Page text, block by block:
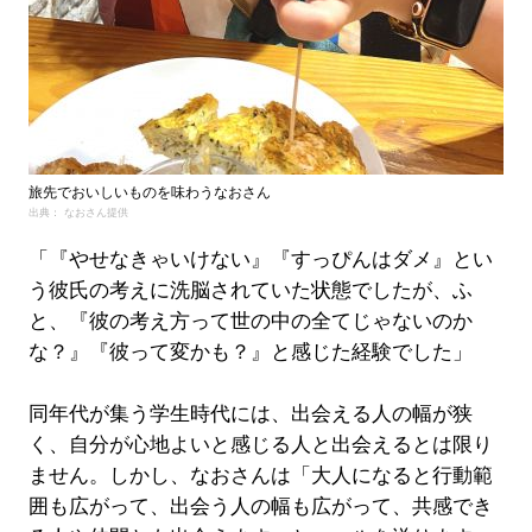
旅先でおいしいものを味わうなおさん
出典： なおさん提供
「『やせなきゃいけない』『すっぴんはダメ』とい
う彼氏の考えに洗脳されていた状態でしたが、ふ
と、『彼の考え方って世の中の全てじゃないのか
な？』『彼って変かも？』と感じた経験でした」
同年代が集う学生時代には、出会える人の幅が狭
く、自分が心地よいと感じる人と出会えるとは限り
ません。しかし、なおさんは「大人になると行動範
囲も広がって、出会う人の幅も広がって、共感でき